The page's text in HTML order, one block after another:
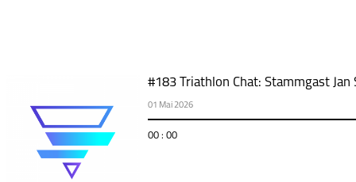
#183 Triathlon Chat: Stammgast
01 Mai 2026
00 : 00